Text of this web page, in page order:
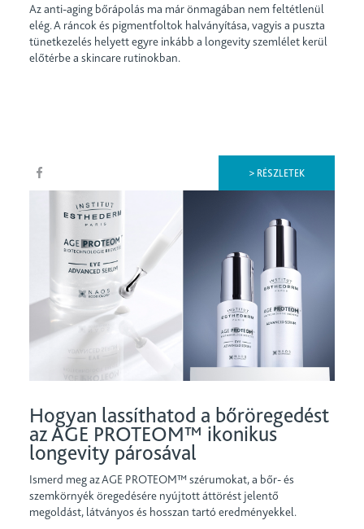
Az anti-aging bőrápolás ma már önmagában nem feltétlenül
elég. A ráncok és pigmentfoltok halványítása, vagyis a puszta
tünetkezelés helyett egyre inkább a longevity szemlélet kerül
előtérbe a skincare rutinokban.
> RÉSZLETEK
Hogyan lassíthatod a bőröregedést
az AGE PROTEOM™ ikonikus
longevity párosával
Ismerd meg az AGE PROTEOM™ szérumokat, a bőr- és
szemkörnyék öregedésére nyújtott áttörést jelentő
megoldást, látványos és hosszan tartó eredményekkel.